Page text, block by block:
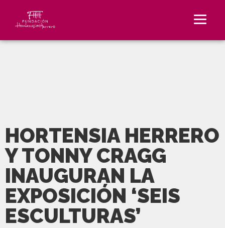
HORTENSIA HERRERO
Y TONNY CRAGG
INAUGURAN LA
EXPOSICIÓN ‘SEIS
ESCULTURAS’